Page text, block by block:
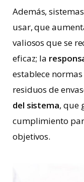
Además,
usar, que
valiosos que se
eficaz; la
establece
residuos de
del sistema, que
cumplimiento
objetivos.